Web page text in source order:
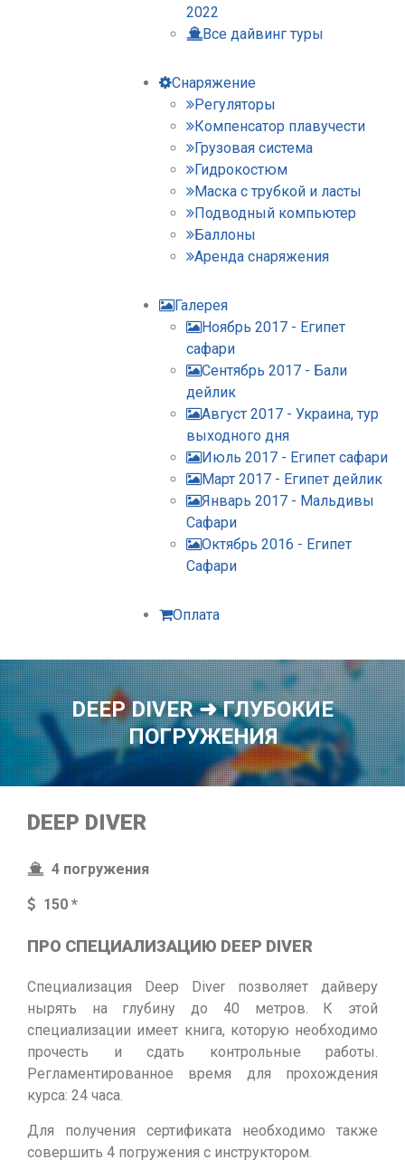
2022
Все дайвинг туры
Снаряжение
Регуляторы
Компенсатор плавучести
Грузовая система
Гидрокостюм
Маска с трубкой и ласты
Подводный компьютер
Баллоны
Аренда снаряжения
Галерея
Ноябрь 2017 - Египет
сафари
Сентябрь 2017 - Бали
дейлик
Август 2017 - Украина, тур
выходного дня
Июль 2017 - Египет сафари
Март 2017 - Египет дейлик
Январь 2017 - Мальдивы
Сафари
Октябрь 2016 - Египет
Сафари
Оплата
DEEP DIVER ➜ ГЛУБОКИЕ
ПОГРУЖЕНИЯ
DEEP DIVER
4 погружения
150 *
ПРО CПЕЦИАЛИЗАЦИЮ DEEP DIVER
Специализация Deep Diver позволяет дайверу
нырять на глубину до 40 метров. К этой
специализации имеет книга, которую необходимо
прочесть и сдать контрольные работы.
Регламентированное время для прохождения
курса: 24 часа.
Для получения сертификата необходимо также
совершить 4 погружения с инструктором.